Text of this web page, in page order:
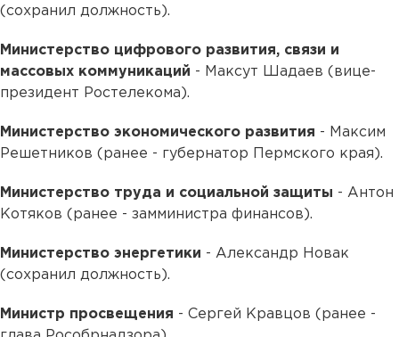
(сохранил должность).
Министерство цифрового развития, связи и
массовых коммуникаций - Максут Шадаев (вице-
президент Ростелекома).
Министерство экономического развития - Максим
Решетников (ранее - губернатор Пермского края).
Министерство труда и социальной защиты - Антон
Котяков (ранее - замминистра финансов).
Министерство энергетики - Александр Новак
(сохранил должность).
Министр просвещения - Сергей Кравцов (ранее -